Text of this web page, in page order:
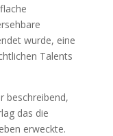
wurde, eine
Talents
beschreibend,
das die
erweckte.